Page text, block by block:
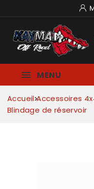
MENU
Accueil Accessoires
Blindage de réservoir